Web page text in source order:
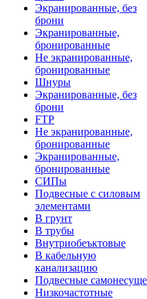
Экранированные, без
брони
Экранированные,
бронированные
Не экранированные,
бронированные
Шнуры
Экранированные, без
брони
FTP
Не экранированные,
бронированные
Экранированные,
бронированные
СИПы
Подвесные с силовым
элементами
В грунт
В трубы
Внутриобеъктовые
В кабельную
канализацию
Подвесные
Низкочастотные